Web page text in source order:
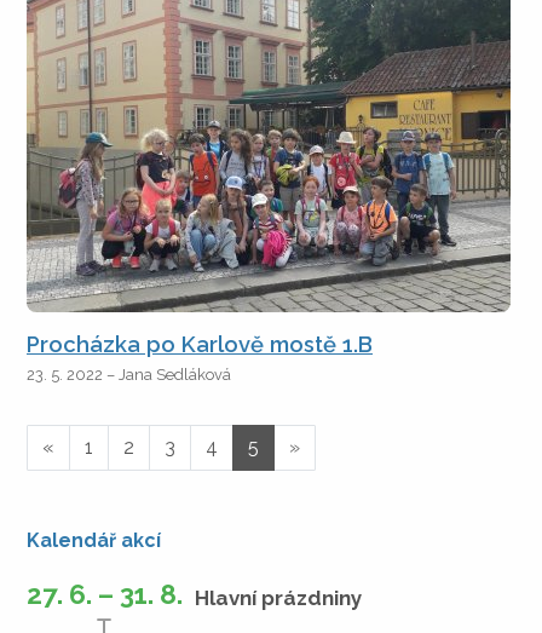
Procházka po Karlově mostě 1.B
23. 5. 2022 – Jana Sedláková
« 1 2 3 4 5 »
Kalendář akcí
27. 6. – 31. 8. Hlavní prázdniny